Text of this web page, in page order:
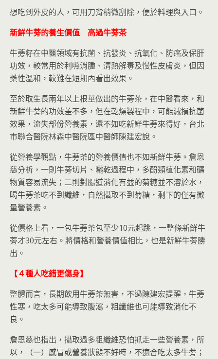
想吃到外皮的人，可用刀背稍微刮除，便於料理與入口。
新鮮牛蒡的養生價值 高過牛蒡茶
牛蒡籽在中醫領域有抗菌、抗發炎、抗氧化、防癌及保肝
功效，較常用於利嚥消腫、清熱解毒及慢性皮膚炎，但因
藥性溫和，較難在短期內看出效果。
至於取生長兩年以上根莖做出的牛蒡茶，在中醫看來，和
新鮮牛蒡的功效差不多，但在乾燥製程中，可能減損抗菌
效果，流失部份營養素，還不如吃新鮮牛蒡來得好，台北
市聯合醫院林森中醫院區中醫師陳建宏說。
從營養學觀點，牛蒡茶的營養價值也不如新鮮牛蒡。詹恩
慈分析，一則牛蒡切片、曬乾過程中，多酚類植化素和礦
物質容易流失；二則對腸道消化有益的菊糖並不溶於水，
喝牛蒡茶吃不到纖維，自然攝取不到菊糖，剩下的僅有微
量營養素。
從價格上看，一包牛蒡茶包至少10元起跳，一整條新鮮牛
蒡才30元左右。將價格和營養價值相比，也是新鮮牛蒡勝
出。
【４種人吃錯更傷身】
整體而言，長期飲用牛蒡茶無害，不過陳建宏提醒，牛蒡
性寒，吃太多可能導致腹瀉，粗纖維也可能導致消化不
良。
詹恩慈也指出，攝取過多粗纖維恐怕抓走一些營養素，所
以，（一）感冒或營養狀態不好時，不適合吃太多牛蒡；